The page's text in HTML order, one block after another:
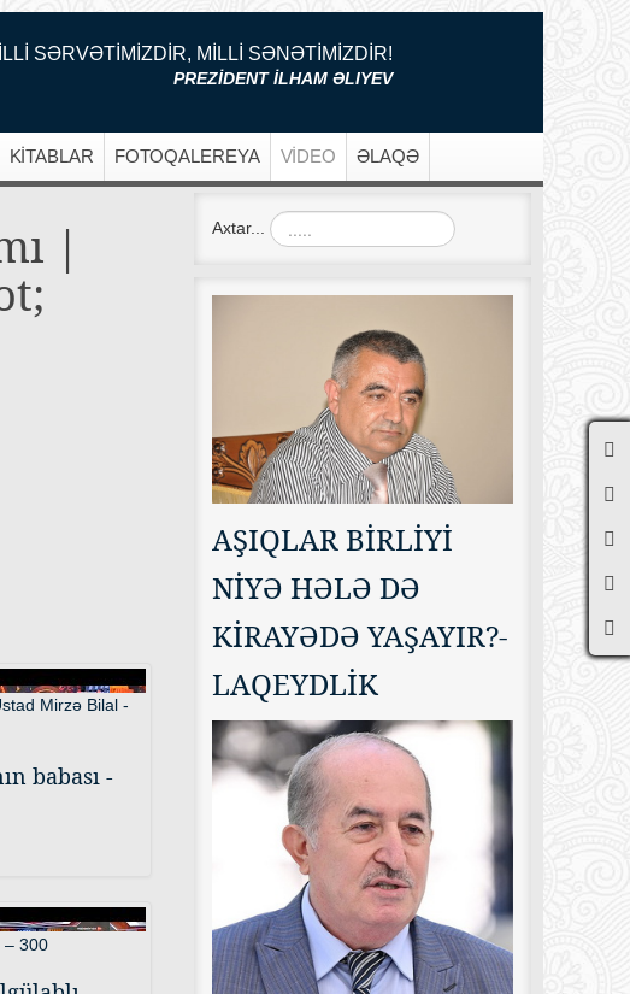
SƏRVƏTİMİZDİR, MİLLİ SƏNƏTİMİZDİR!
PREZİDENT İLHAM ƏLIYEV
KİTABLAR FOTOQALEREYA VİDEO ƏLAQƏ
|
babası -
Axtar...
AŞIQLAR BİRLİYİ
NİYƏ HƏLƏ DƏ
KİRAYƏDƏ YAŞAYIR?-
LAQEYDLİK